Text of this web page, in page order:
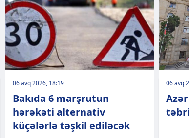
06 avq 2026, 18:19
Bakıda 6 marşrutun
hərəkəti alternativ
küçələrlə təşkil ediləcək
06 avq